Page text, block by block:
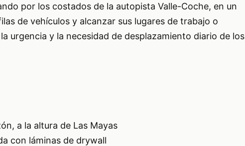
por los costados de la autopista Valle-Coche, en un
de vehículos y alcanzar sus lugares de trabajo o
urgencia y la necesidad de desplazamiento diario de los
a la altura de Las Mayas
con láminas de drywall